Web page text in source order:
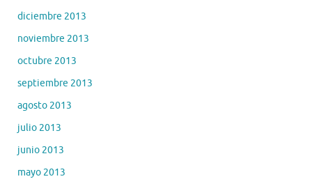
diciembre 2013
noviembre 2013
octubre 2013
septiembre 2013
agosto 2013
julio 2013
junio 2013
mayo 2013